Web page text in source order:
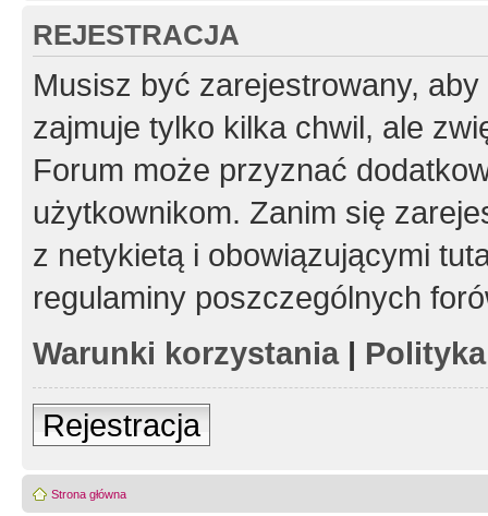
REJESTRACJA
Musisz być zarejestrowany,
zajmuje tylko kilka chwil, ale
Forum może przyznać
użytkownikom. Zanim się
z netykietą i obowiązującymi
regulaminy poszczególnych
Warunki korzystania|
Rejestracja
Strona główna